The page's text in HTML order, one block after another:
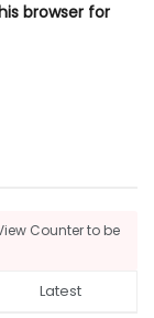
browser for
Counter to be
Latest